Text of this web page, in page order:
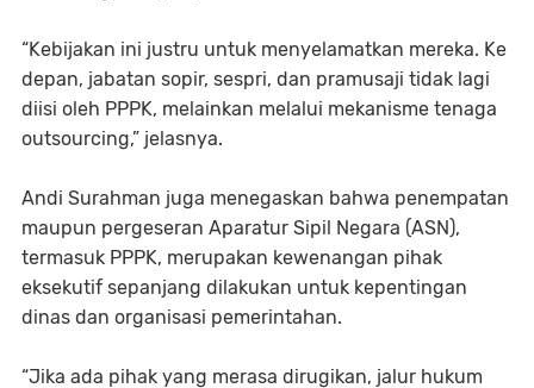
“Kebijakan ini justru untuk menyelamatkan mereka. Ke
depan, jabatan sopir, sespri, dan pramusaji tidak lagi
diisi oleh PPPK, melainkan melalui mekanisme tenaga
outsourcing,” jelasnya.
Andi Surahman juga menegaskan bahwa penempatan
maupun pergeseran Aparatur Sipil Negara (ASN),
termasuk PPPK, merupakan kewenangan pihak
eksekutif sepanjang dilakukan untuk kepentingan
dinas dan organisasi pemerintahan.
“Jika ada pihak yang merasa dirugikan, jalur hukum